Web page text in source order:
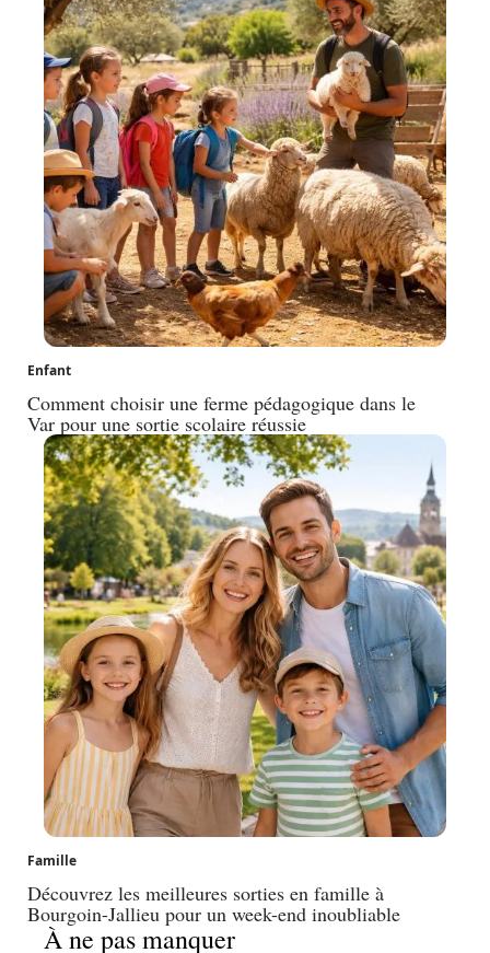
Enfant
Comment choisir une ferme pédagogique dans le
Var pour une sortie scolaire réussie
Famille
Découvrez les meilleures sorties en famille à
Bourgoin-Jallieu pour un week-end inoubliable
À ne pas manquer